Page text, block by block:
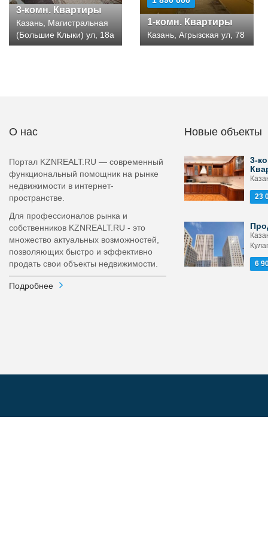
3-комн. Квартиры
Казань, Магистральная
(Большие Клыки) ул, 18а
1-комн. Квартиры
Казань, Агрызская ул, 78
О нас
Портал KZNREALT.RU — современный
функциональный помощник на рынке
недвижимости в интернет-
пространстве.
Для профессионалов рынка и
собственников KZNREALT.RU - это
множество актуальных возможностей,
позволяющих быстро и эффективно
продать свои объекты недвижимости.
Подробнее
Новые объекты
3-
23
6